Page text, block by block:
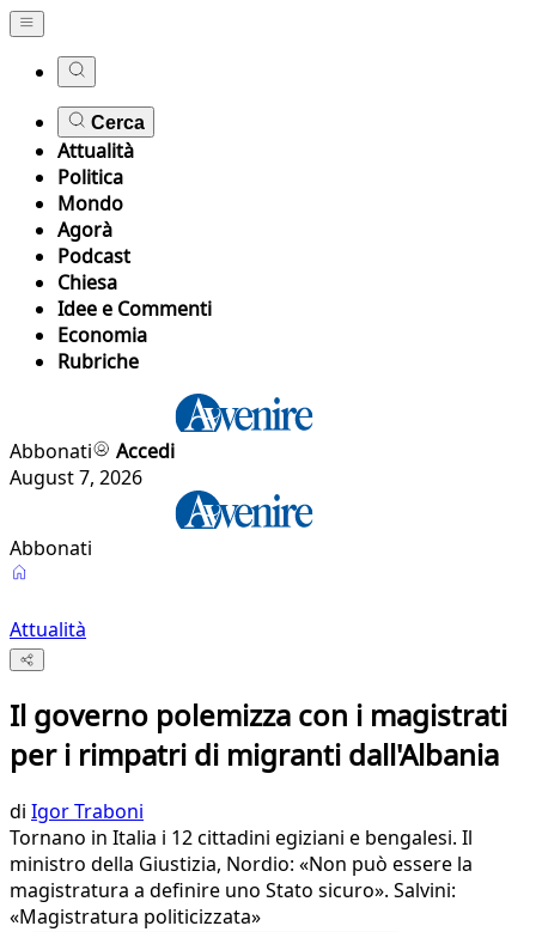
Cerca
Attualità
Politica
Mondo
Agorà
Podcast
Chiesa
Idee e Commenti
Economia
Rubriche
Abbonati
Accedi
August 7, 2026
Abbonati
Attualità
Il governo polemizza con i magistrati
per i rimpatri di migranti dall'Albania
di Igor Traboni
Tornano in Italia i 12 cittadini egiziani e bengalesi. Il
ministro della Giustizia, Nordio: «Non può essere la
magistratura a definire uno Stato sicuro». Salvini:
«Magistratura politicizzata»